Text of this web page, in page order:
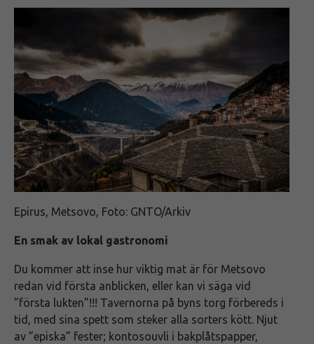
Epirus, Metsovo, Foto: GNTO/Arkiv
En smak av lokal gastronomi
Du kommer att inse hur viktig mat är för Metsovo
redan vid första anblicken, eller kan vi säga vid
”första lukten”!!! Tavernorna på byns torg förbereds i
tid, med sina spett som steker alla sorters kött. Njut
av ”episka” fester; kontosouvli i bakplåtspapper,